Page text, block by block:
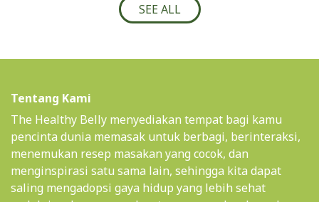
SEE ALL
Tentang Kami
The Healthy Belly menyediakan tempat bagi kamu
pencinta dunia memasak untuk berbagi, berinteraksi,
menemukan resep masakan yang cocok, dan
menginspirasi satu sama lain, sehingga kita dapat
saling mengadopsi gaya hidup yang lebih sehat